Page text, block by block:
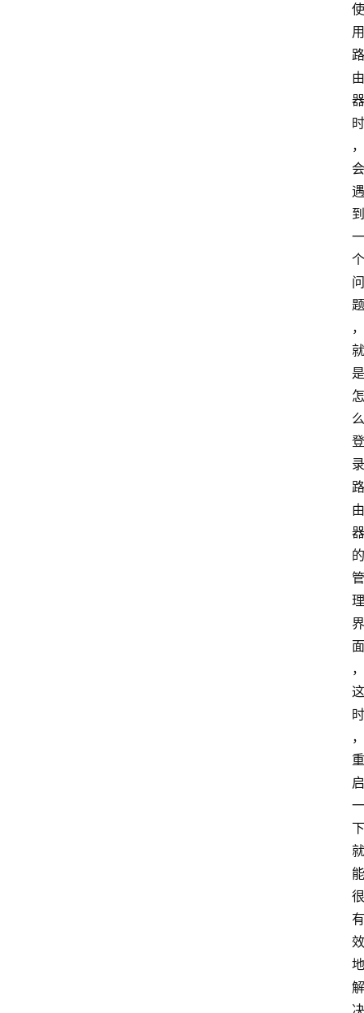
使
用
路
由
器
时
，
会
遇
到
一
个
问
题
，
就
是
怎
么
登
录
路
由
器
的
管
理
界
面
，
这
时
，
重
启
一
下
就
能
很
有
效
地
解
决